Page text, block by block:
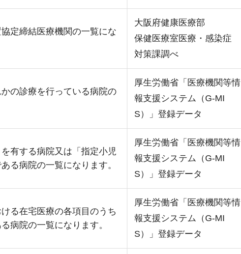
定締結医療機関の一覧にな
大阪府健康医療部
保健医療室医療・感染症
対策課調べ
の診療を行っている病院の
厚生労働省「医療機関等情
報支援システム（G-MI
S）」登録データ
有する病院又は「指定小児
る病院の一覧になります。
厚生労働省「医療機関等情
報支援システム（G-MI
S）」登録データ
る在宅医療の各項目のうち
病院の一覧になります。
厚生労働省「医療機関等情
報支援システム（G-MI
S）」登録データ